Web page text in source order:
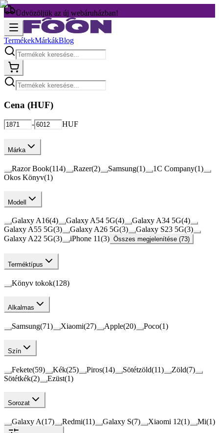
Üdvözöljük az új webáruházban!
TermékekMárkákBlog
Cena (HUF)
- HUF
Márka
Razor Book(114) Razer(2) Samsung(1) 1C Company(1)
Okos Könyv(1)
Modell
Galaxy A16(4) Galaxy A54 5G(4) Galaxy A34 5G(4)
Galaxy A55 5G(3) Galaxy A26 5G(3) Galaxy S23 5G(3)
Galaxy A22 5G(3) iPhone 11(3) Összes megjelenítése (73)
Terméktípus
Könyv tokok(128)
Alkalmas
Samsung(71) Xiaomi(27) Apple(20) Poco(1)
Szín
Fekete(59) Kék(25) Piros(14) Sötétzöld(11) Zöld(7)
Sötétkék(2) Ezüst(1)
Sorozat
Galaxy A(17) Redmi(11) Galaxy S(7) Xiaomi 12(1) Mi(1)